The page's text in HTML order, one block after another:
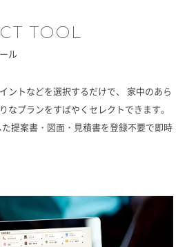
TOOL
ル
ントなどを選択するだけで、
家中のあら
なプランをすばやくセレクトできます。
提案書・図面・見積書を登録不要で即時